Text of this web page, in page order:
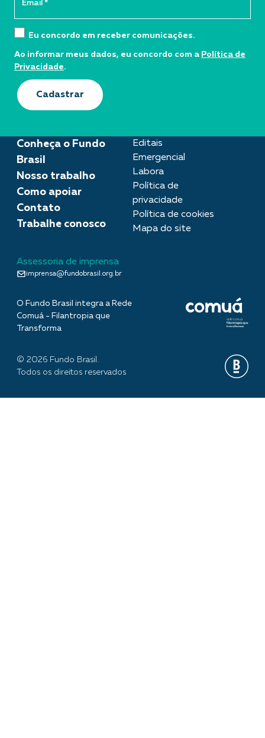
Conheça o Fundo
Brasil
Nosso trabalho
Como apoiar
Contato
Trabalhe conosco
Editais
Emergencial
Labora
Política de
privacidade
Política de cookies
Mapa do site
Assessoria de imprensa
imprensa@fundobrasil.org.br
O Fundo Brasil integra a Rede
Comuá - Filantropia que
Transforma
Eu concordo em receber comunicações.
Ao informar meus dados, eu concordo com a Política de
Privacidade.
Cadastrar
© 2026 Fundo Brasil.
Todos os direitos reservados